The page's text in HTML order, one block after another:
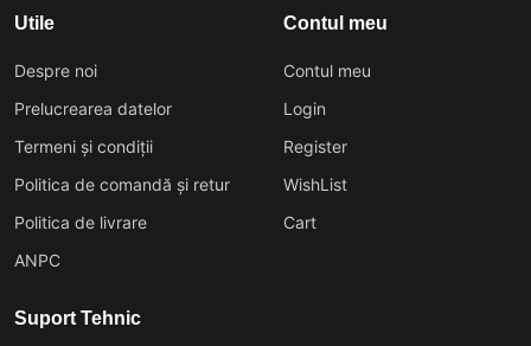
Utile
Despre noi
Prelucrearea datelor
Termeni și condiții
Politica de comandă și retur
Politica de livrare
ANPC
Contul meu
Contul meu
Login
Register
WishList
Cart
Suport Tehnic